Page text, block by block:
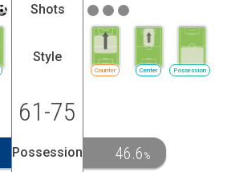
Shots
Style
Counter Center Possession
61-75
Possession 46.6 %